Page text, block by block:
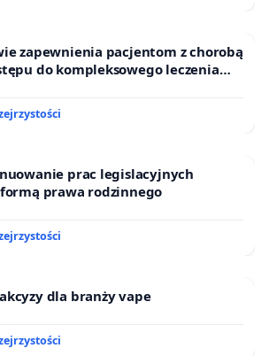
zapewnienia pacjentom z chorobą
do kompleksowego leczenia
profilaktycznych.
prac legislacyjnych
prawa rodzinnego
dla branży vape